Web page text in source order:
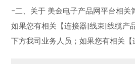
-二、关于 美金电子产品网平台相
如果您有相关【连接器|线束|线缆产
下方我司业务人员；如果您有相关